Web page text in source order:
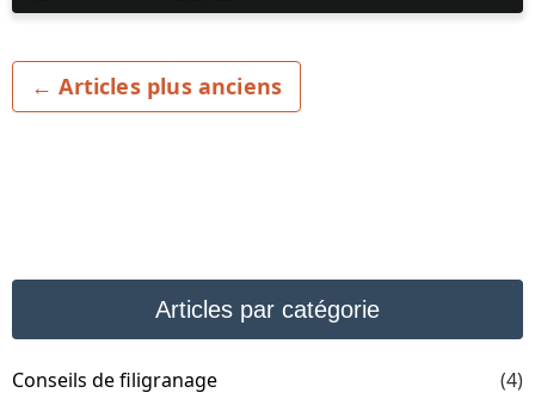
← Articles plus anciens
Articles par catégorie
Conseils de filigranage
(4)